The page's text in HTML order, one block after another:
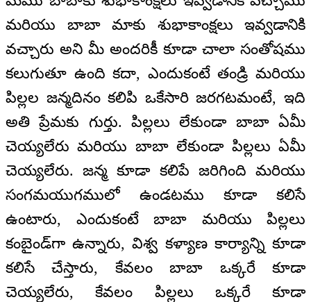
మరియు బాబా మాకు శుభాకాంక్షలు ఇవ్వడానికి
వచ్చారు అని మీ అందరికీ కూడా చాలా సంతోషము
కలుగుతూ ఉంది కదా, ఎందుకంటే తండ్రి మరియు
పిల్లల జన్మదినం కలిపి ఒకేసారి జరగటమంటే, ఇది
అతి ప్రేమకు గుర్తు. పిల్లలు లేకుండా బాబా ఏమీ
చెయ్యలేరు మరియు బాబా లేకుండా పిల్లలు ఏమీ
చెయ్యలేరు. జన్మ కూడా కలిపే జరిగింది మరియు
సంగమయుగములో ఉండటము కూడా కలిసే
ఉంటారు, ఎందుకంటే బాబా మరియు పిల్లలు
కంబైండ్‌గా ఉన్నారు, విశ్వ కళ్యాణ కార్యాన్ని కూడా
కలిసే చేస్తారు, కేవలం బాబా ఒక్కరే కూడా
చెయ్యలేరు, కేవలం పిల్లలు ఒక్కరే కూడా